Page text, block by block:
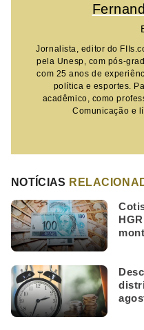
Jornalista, editor do
pela Unesp, com pós-
com 25 anos de
política e esportes.
acadêmico, como
Comunicação e
NOTÍCIAS